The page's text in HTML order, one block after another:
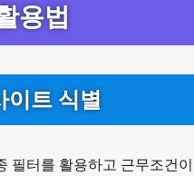
용법
이트 식별
필터를 활용하고 근무조건이